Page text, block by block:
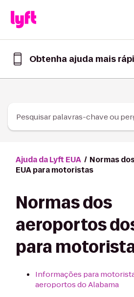
Obtenha ajuda mais
Pesquisar palavras-chave ou
Ajuda da Lyft EUA
Normas
EUA para motoristas
Normas dos
aeroportos
para
Informações para
aeroportos do Alabama